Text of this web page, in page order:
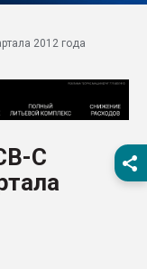
Продам отходы
поликарбоната и АБС-
26.07.2022 "Сибирский
намного дороже
2012 года
С